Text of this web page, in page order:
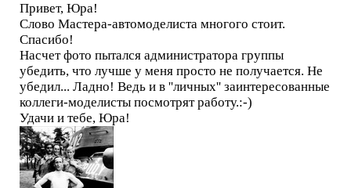
Привет, Юра!
Слово Мастера-автомоделиста многого стоит.
Спасибо!
Насчет фото пытался администратора группы
убедить, что лучше у меня просто не получается. Не
убедил... Ладно! Ведь и в ''личных'' заинтересованные
коллеги-моделисты посмотрят работу.:-)
Удачи и тебе, Юра!